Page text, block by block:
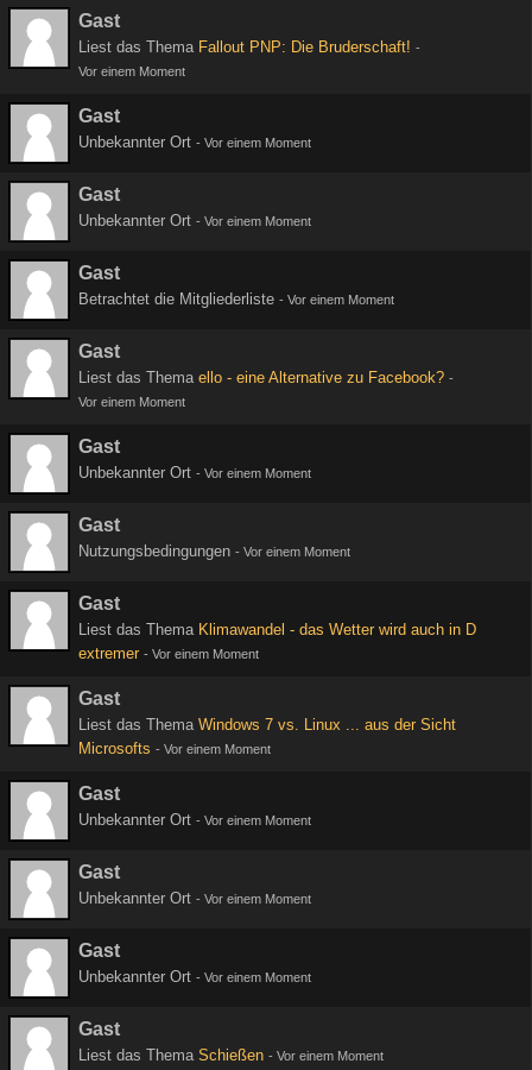
Gast
Liest das Thema Fallout PNP: Die Bruderschaft! -
Vor einem Moment
Gast
Unbekannter Ort - Vor einem Moment
Gast
Unbekannter Ort - Vor einem Moment
Gast
Betrachtet die Mitgliederliste - Vor einem Moment
Gast
Liest das Thema ello - eine Alternative zu Facebook? -
Vor einem Moment
Gast
Unbekannter Ort - Vor einem Moment
Gast
Nutzungsbedingungen - Vor einem Moment
Gast
Liest das Thema Klimawandel - das Wetter wird auch in D
extremer - Vor einem Moment
Gast
Liest das Thema Windows 7 vs. Linux ... aus der Sicht
Microsofts - Vor einem Moment
Gast
Unbekannter Ort - Vor einem Moment
Gast
Unbekannter Ort - Vor einem Moment
Gast
Unbekannter Ort - Vor einem Moment
Gast
Liest das Thema Schießen - Vor einem Moment